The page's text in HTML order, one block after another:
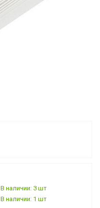
В наличии: 3 шт
В наличии: 1 шт